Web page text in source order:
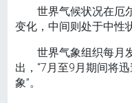
世界气候状况在厄
变化，中间则处于中性
世界气象组织每月
出，“7月至9月期间将
象”。